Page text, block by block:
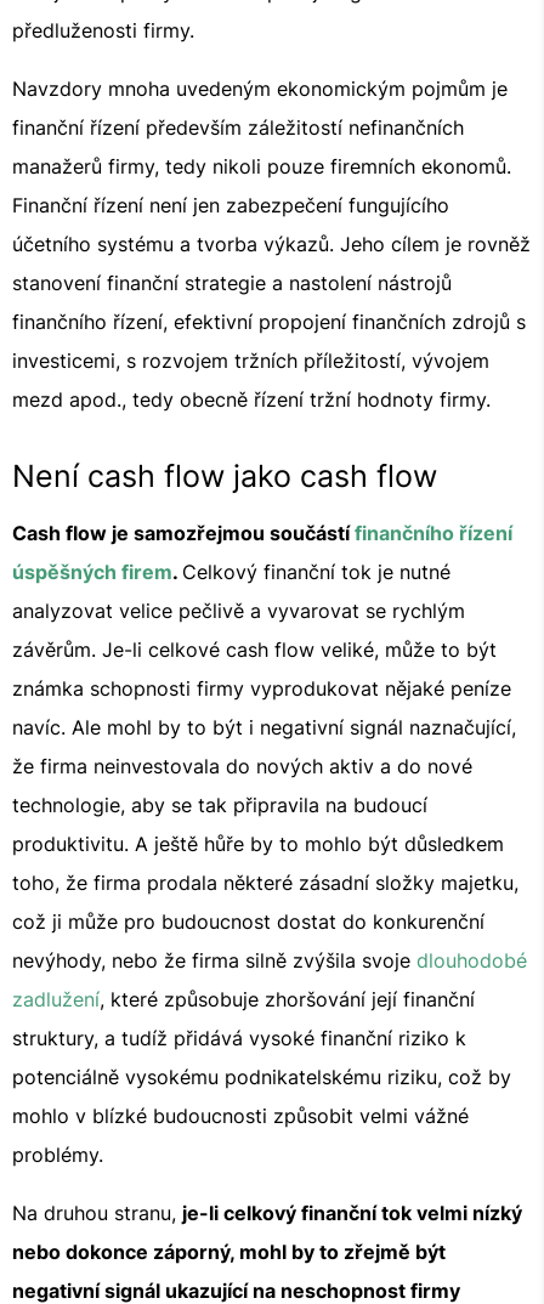
předluženosti firmy.
Navzdory mnoha uvedeným ekonomickým pojmům je
finanční řízení především záležitostí nefinančních
manažerů firmy, tedy nikoli pouze firemních ekonomů.
Finanční řízení není jen zabezpečení fungujícího
účetního systému a tvorba výkazů. Jeho cílem je rovněž
stanovení finanční strategie a nastolení nástrojů
finančního řízení, efektivní propojení finančních zdrojů s
investicemi, s rozvojem tržních příležitostí, vývojem
mezd apod., tedy obecně řízení tržní hodnoty firmy.
Není cash flow jako cash flow
Cash flow je samozřejmou součástífinančního řízení
úspěšných firem. Celkový finanční tok je nutné
analyzovat velice pečlivě a vyvarovat se rychlým
závěrům. Je-li celkové cash flow veliké, může to být
známka schopnosti firmy vyprodukovat nějaké peníze
navíc. Ale mohl by to být i negativní signál naznačující,
že firma neinvestovala do nových aktiv a do nové
technologie, aby se tak připravila na budoucí
produktivitu. A ještě hůře by to mohlo být důsledkem
toho, že firma prodala některé zásadní složky majetku,
což ji může pro budoucnost dostat do konkurenční
nevýhody, nebo že firma silně zvýšila svoje dlouhodobé
zadlužení, které způsobuje zhoršování její finanční
struktury, a tudíž přidává vysoké finanční riziko k
potenciálně vysokému podnikatelskému riziku, což by
mohlo v blízké budoucnosti způsobit velmi vážné
problémy.
Na druhou stranu, je-li celkový finanční tok velmi nízký
nebo dokonce záporný, mohl by to zřejmě být
negativní signál ukazující na neschopnost firmy